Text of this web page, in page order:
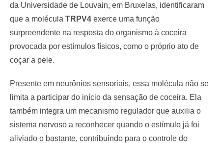
da Universidade de Louvain, em Bruxelas, identificaram
que a molécula TRPV4 exerce uma função
surpreendente na resposta do organismo à coceira
provocada por estímulos físicos, como o próprio ato de
coçar a pele.
Presente em neurônios sensoriais, essa molécula não se
limita a participar do início da sensação de coceira. Ela
também integra um mecanismo regulador que auxilia o
sistema nervoso a reconhecer quando o estímulo já foi
aliviado o bastante, contribuindo para o controle do